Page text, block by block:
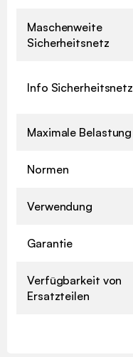
Maschenweite
Sicherheitsnetz
Info Sicherheitsnetz
Maximale Belastung
Normen
Verwendung
Garantie
Verfügbarkeit von
Ersatzteilen